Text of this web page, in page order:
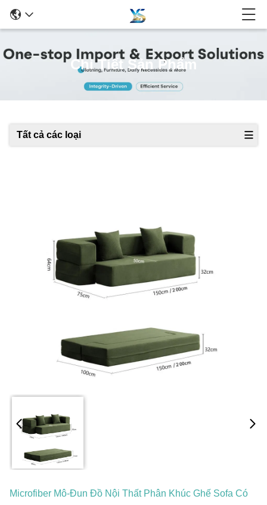
Chi Tiết Sản Phẩm
Tất cả các loại
Microfiber Mô-Đun Đồ Nội Thất Phân Khúc Ghế Sofa Có